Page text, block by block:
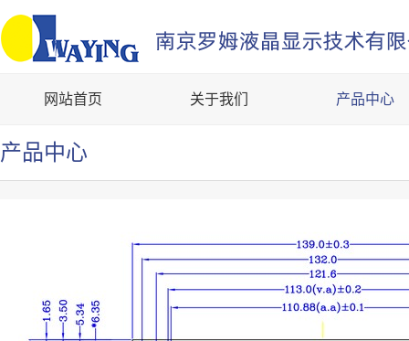
网站首页 关于我们 产品中心
产品中心